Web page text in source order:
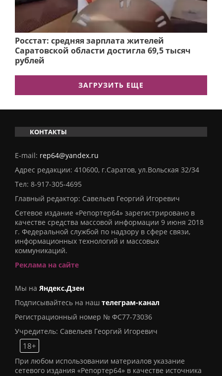
Росстат: средняя зарплата жителей
Саратовской области достигла 69,5 тысяч
рублей
ЗАГРУЗИТЬ ЕЩЕ
КОНТАКТЫ
E-mail: rep64@yandex.ru
Адрес редакции: 410600, г.Саратов, ул.Вольская 32/34
Тел: 8-917-305-4695
Главный редактор: Савельев Георгий Игоревич
Сетевое издание «Репортер64» зарегистрировано в
качестве средства массовой информации 9 июня 2018
г. Федеральной службой по надзору в сфере связи,
информационных технологий и массовых
коммуникаций.
Реклама на сайте
Мы на Яндекс.Дзен
Подписывайтесь на наш телеграм-канал
Регистрационный номер № ФС77-73036
Учредитель: Савельев Георгий Игоревич
18+
При любом использовании материалов указание
сетевого издания «Репортер64» в качестве источника